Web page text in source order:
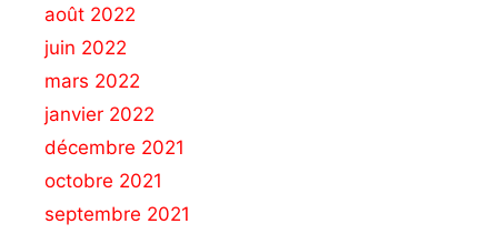
août 2022
juin 2022
mars 2022
janvier 2022
décembre 2021
octobre 2021
septembre 2021